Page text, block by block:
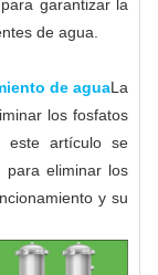
garantizar la
de agua.
de aguaLa
los fosfatos
este artículo se
eliminar los
y su